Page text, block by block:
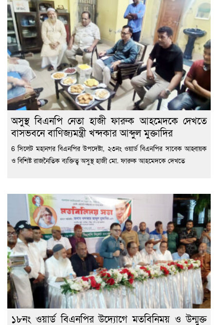
অসুস্থ বিএনপি নেতা হাজী ফারুক আহমেদকে দেখতে
বাসভবনে বাণিজ্যমন্ত্রী খন্দকার আব্দুল মুক্তাদির
6 সিলেট মহানগর বিএনপির উপদেষ্টা, ২৩নং ওয়ার্ড বিএনপির সাবেক আহ্বায়ক
ও বিশিষ্ট রাজনৈতিক ব্যক্তিত্ব অসুস্থ হাজী মো. ফারুক আহমেদকে দেখতে
১৮নং ওয়ার্ড বিএনপির উদ্যোগে মতবিনিময় ও উন্মুক্ত